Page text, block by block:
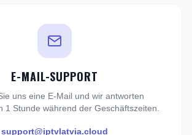
E-MAIL-SUPPORT
uns eine E-Mail und wir antworten
1 Stunde während der Geschäftszeiten.
support@iptvlatvia.cloud